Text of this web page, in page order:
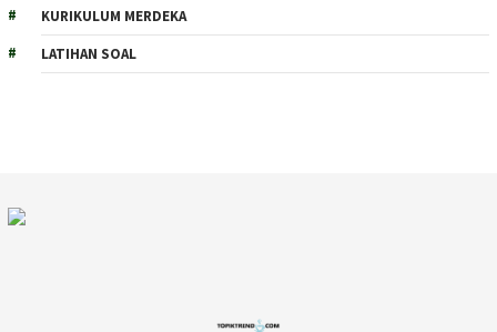
KURIKULUM MERDEKA
LATIHAN SOAL